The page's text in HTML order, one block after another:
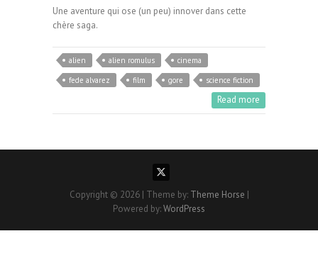
Une aventure qui ose (un peu) innover dans cette
chère saga.
alien alien romulus
cinema
fede alvarez
film gore science fiction
Read more
Copyright © 2026 | Theme by: Theme Horse |
Powered by:WordPress